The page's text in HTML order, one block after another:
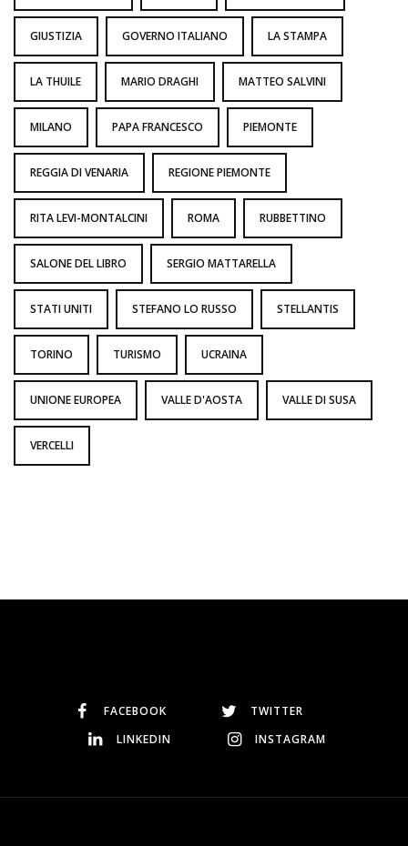
GIUSTIZIA GOVERNO ITALIANO LA STAMPA
LA THUILE MARIO DRAGHI MATTEO SALVINI
MILANO PAPA FRANCESCO PIEMONTE
REGGIA DI VENARIA REGIONE PIEMONTE
RITA LEVI-MONTALCINI ROMA RUBBETTINO
SALONE DEL LIBRO SERGIO MATTARELLA
STATI UNITI STEFANO LO RUSSO STELLANTIS
TORINO TURISMO UCRAINA
UNIONE EUROPEA VALLE D'AOSTA VALLE DI SUSA
VERCELLI
FACEBOOK
TWITTER
LINKEDIN
INSTAGRAM